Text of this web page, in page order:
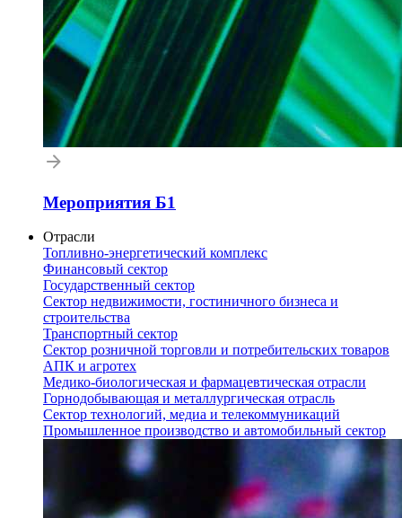
Мероприятия Б1
Отрасли
Топливно-энергетический комплекс
Финансовый сектор
Государственный сектор
Сектор недвижимости, гостиничного бизнеса и
строительства
Транспортный сектор
Сектор розничной торговли и потребительских товаров
АПК и агротех
Медико-биологическая и фармацевтическая отрасли
Горнодобывающая и металлургическая отрасль
Сектор технологий, медиа и телекоммуникаций
Промышленное производство и автомобильный сектор